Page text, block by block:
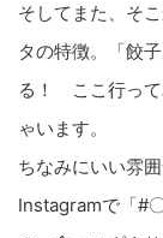
そしてまた、そ
タの特徴。「餃
る！ ここ行って
ゃいます。
ちなみにいい雰
Instagramで「#